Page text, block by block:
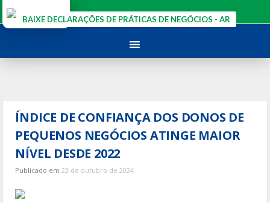
para
BAIXE DECLARAÇÕES DE PRÁTICAS DE NEGÓCIOS - AR
ÍNDICE DE CONFIANÇA DOS DONOS DE
PEQUENOS NEGÓCIOS ATINGE MAIOR
NÍVEL DESDE 2022
Publicado em23 de outubro de 2024